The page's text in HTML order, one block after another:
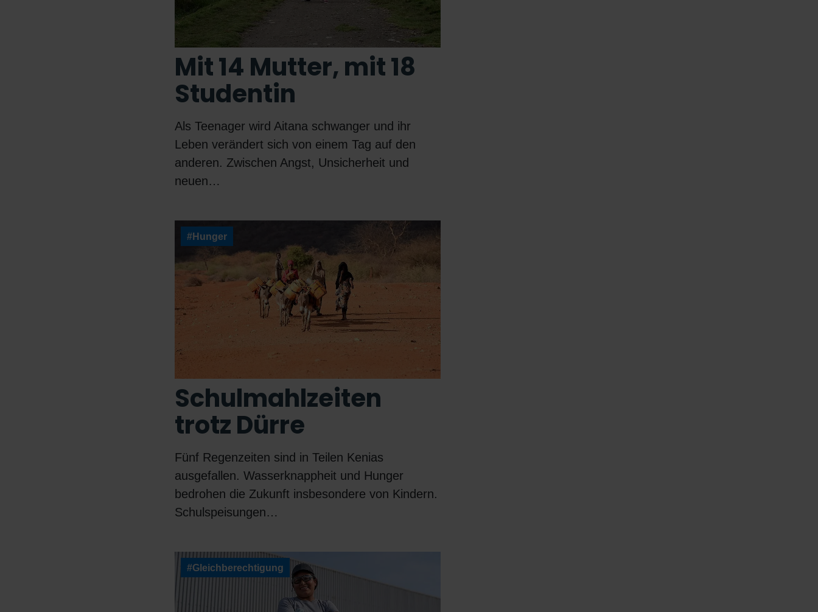
Mit 14 Mutter, mit 18
Studentin
Als Teenager wird Aitana schwanger und ihr
Leben verändert sich von einem Tag auf den
anderen. Zwischen Angst, Unsicherheit und
neuen…
#Hunger
Schulmahlzeiten
trotz Dürre
Fünf Regenzeiten sind in Teilen Kenias
ausgefallen. Wasserknappheit und Hunger
bedrohen die Zukunft insbesondere von Kindern.
Schulspeisungen…
#Gleichberechtigung